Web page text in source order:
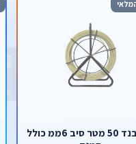
סטלבנד 50 מטר סיב 6ממ כולל